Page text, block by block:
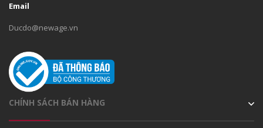
Email
Ducdo@newage.vn
CHÍNH SÁCH BÁN HÀNG